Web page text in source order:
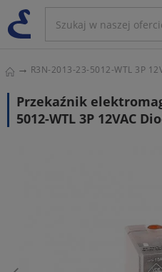
R3N-2013-23-5012-WTL 3P
Przekaźnik
5012-WTL 3P 12VAC